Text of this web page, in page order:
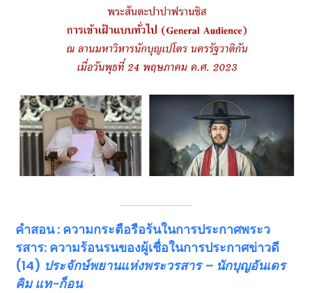
คำสอน: ความกระตือรือร้นในการประกาศพระว
รสาร: ความร้อนรนของผู้เชื่อในการประกาศข่าวดี
(14) ประจักษ์พยานแห่งพระวรสาร – นักบุญอันเดร
คิม แท-ก็อน